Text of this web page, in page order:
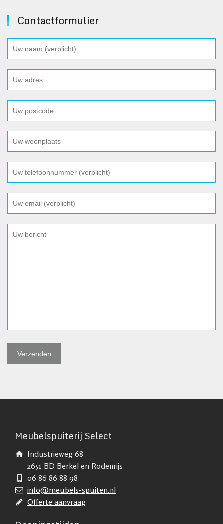
Contactformulier
Meubelspuiterij Select
Industrieweg 68
2651 BD Berkel en Rodenrijs
06 86 86 88 98
info@meubels-spuiten.nl
Offerte aanvraag